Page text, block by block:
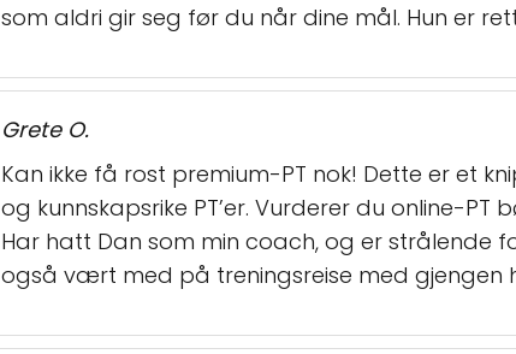
som aldri gir seg før du når dine mål. Hun er
Grete O.
Kan ikke få rost premium-PT nok! Dette er et
og kunnskapsrike PT’er. Vurderer du online-PT
Har hatt Dan som min coach, og er strålende
også vært med på treningsreise med gjengen